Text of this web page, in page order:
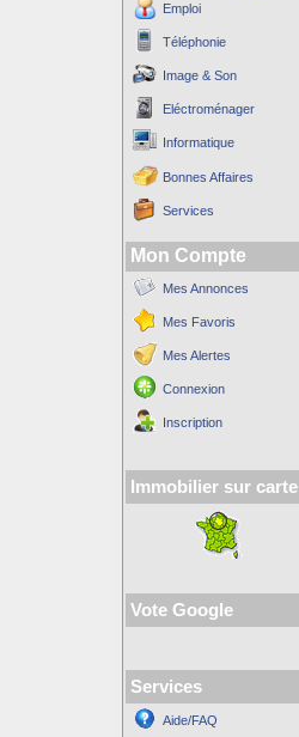
Emploi
Téléphonie
Image & Son
Eléctroménager
Informatique
Bonnes Affaires
Services
Mon Compte
Mes Annonces
Mes Favoris
Mes Alertes
Connexion
Inscription
Immobilier sur carte
Vote Google
Services
Aide/FAQ